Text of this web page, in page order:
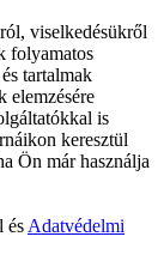
viselkedésükről
folyamatos
tartalmak
elemzésére
is
keresztül
Ön már használja
és Adatvédelmi